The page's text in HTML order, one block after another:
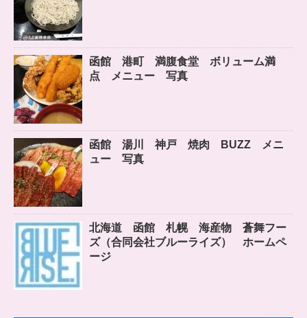
函館 港町 満腹食堂 ボリューム満
点 メニュー 写真
函館 湯川 神戸 焼肉 BUZZ メニ
ュー 写真
北海道 函館 札幌 海産物 蒼舞フー
ズ（合同会社ブルーライズ） ホームペ
ージ